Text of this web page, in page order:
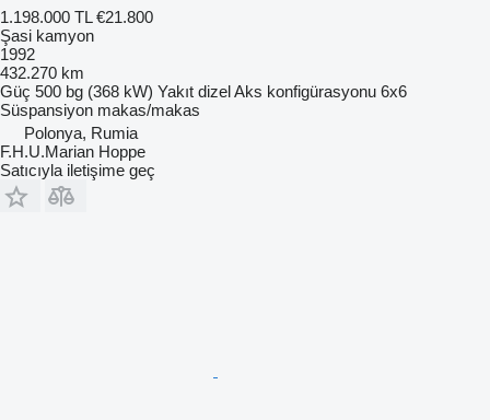
1.198.000 TL €21.800
Şasi kamyon
1992
432.270 km
Güç 500 bg (368 kW) Yakıt dizelAks konfigürasyonu 6x6
Süspansiyon makas/makas
Polonya, Rumia
F.H.U.Marian Hoppe
Satıcıyla iletişime geç